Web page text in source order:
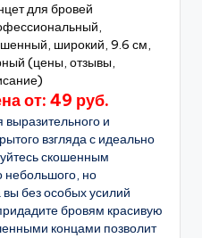
для бровей
широкий, 9.6 см,
(цены, отзывы,
от: 49 руб.
выразительного и
взгляда с идеально
скошенным
небольшого, но
без особых усилий
бровям красивую
концами позволит